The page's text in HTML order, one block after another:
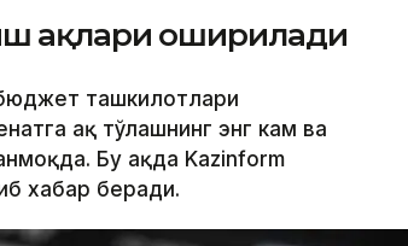
ҳақлари оширилади
ташкилотлари
ҳақ тўлашнинг энг кам ва
Бу ҳақда Kazinform
хабар беради.